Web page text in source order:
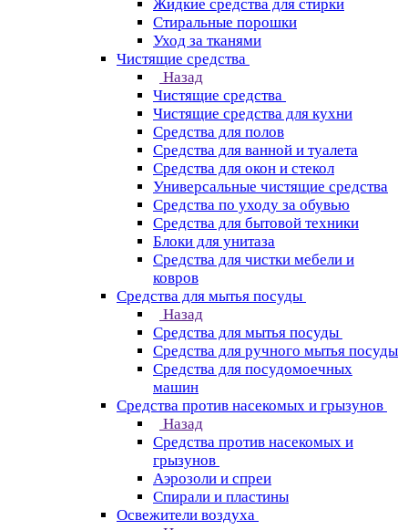
Жидкие средства для стирки
Стиральные порошки
Уход за тканями
Чистящие средства
Назад
Чистящие средства
Чистящие средства для кухни
Средства для полов
Средства для ванной и туалета
Средства для окон и стекол
Универсальные чистящие средства
Средства по уходу за обувью
Средства для бытовой техники
Блоки для унитаза
Средства для чистки мебели и
ковров
Средства для мытья посуды
Назад
Средства для мытья посуды
Средства для ручного мытья посуды
Средства для посудомоечных
машин
Средства против насекомых и грызунов
Назад
Средства против насекомых и
грызунов
Аэрозоли и спреи
Спирали и пластины
Освежители воздуха